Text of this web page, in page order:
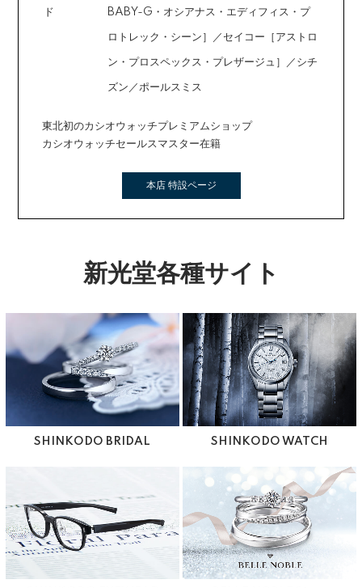
ド BABY-G・オシアナス・エディフィス・プ
ロトレック・シーン］／セイコー［アストロ
ン・プロスペックス・プレザージュ］／シチ
ズン／ポールスミス
東北初のカシオウォッチプレミアムショップ
カシオウォッチセールスマスター在籍
本店 特設ページ
新光堂各種サイト
SHINKODO BRIDAL SHINKODO WATCH